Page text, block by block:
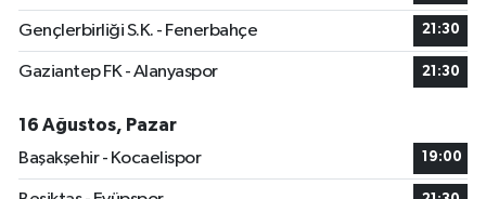
Gençlerbirliği S.K. - Fenerbahçe 21:30
Gaziantep FK - Alanyaspor 21:30
16 Ağustos, Pazar
Başakşehir - Kocaelispor
19:00